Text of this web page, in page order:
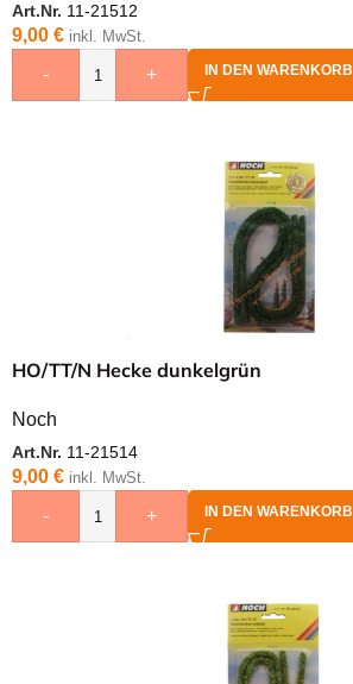
Art.Nr. 11-21512
9,00 € inkl. MwSt.
- + IN DEN WARENKORB
HO/TT/N Hecke dunkelgrün
Noch
Art.Nr. 11-21514
9,00 € inkl. MwSt.
- + IN DEN WARENKORB